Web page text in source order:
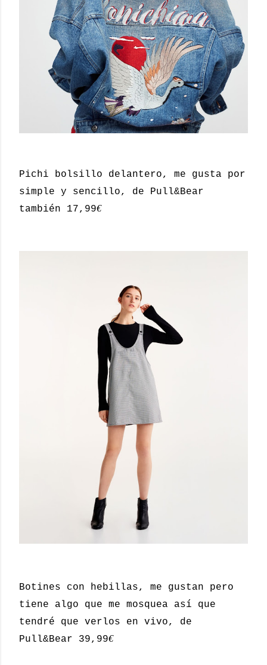
Pichi bolsillo delantero, me gusta por
simple y sencillo, de Pull&Bear
también 17,99€
Botines con hebillas, me gustan pero
tiene algo que me mosquea así que
tendré que verlos en vivo, de
Pull&Bear 39,99€